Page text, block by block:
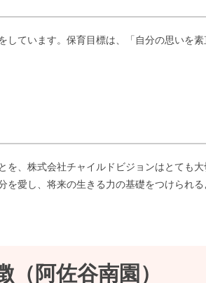
しています。保育目標は、「自分の思いを
、株式会社チャイルドビジョンはとても大
を愛し、将来の生きる力の基礎をつけられ
阿佐谷南園）